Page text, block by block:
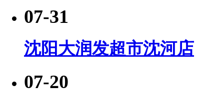
07-31
沈阳大润发超市沈河店
07-20